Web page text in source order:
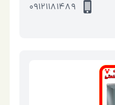
09121181489